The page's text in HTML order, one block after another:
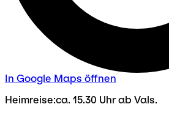
In Google Maps öffnen
Heimreise:ca. 15.30 Uhr ab Vals.